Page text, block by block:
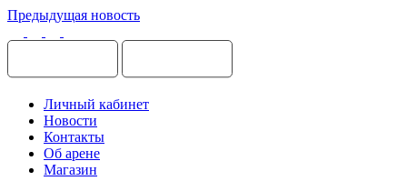
Предыдущая новость
Личный кабинет
Новости
Контакты
Об арене
Магазин